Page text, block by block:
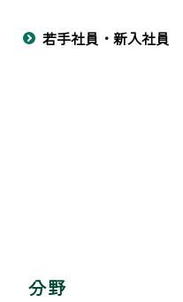
若手社員・新入社員
分野